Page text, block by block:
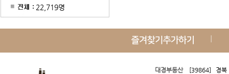
22,719명
대경부동산
[39864] 경북